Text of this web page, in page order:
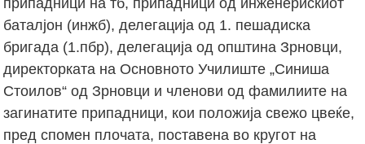
баталјон (инжб), делегација од 1. пешадиска
бригада (1.пбр), делегација од општина Зрновци,
директорката на Основното Училиште „Синиша
Стоилов“ од Зрновци и членови од фамилиите на
загинатите припадници, кои положија свежо цвеќе,
пред спомен плочата, поставена во кругот на